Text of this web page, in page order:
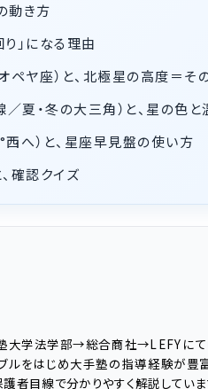
動き方
」になる理由
ペヤ座）と、北極星の高度＝そ
夏・冬の大三角）と、星の色と
へ）と、星座早見盤の使い方
確認クイズ
学法学部→総合商社→LEFYにて
ブルをはじめ大手塾の指導経験が
者目線で分かりやすく解説していま